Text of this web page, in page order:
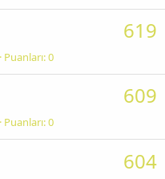
619
Puanları 0
609
Puanları 0
604